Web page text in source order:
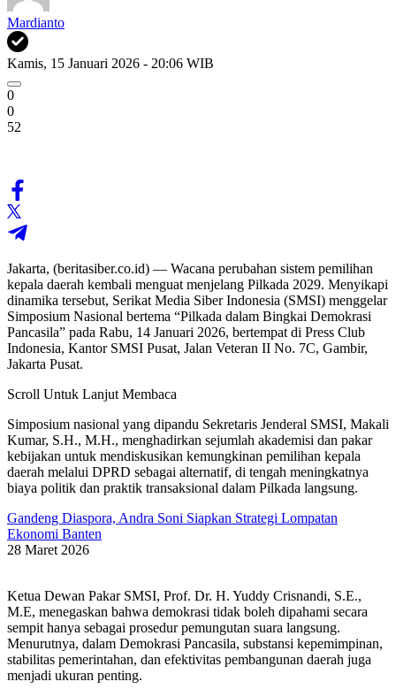
Mardianto
Kamis, 15 Januari 2026 - 20:06 WIB
0
0
52
Jakarta, (beritasiber.co.id) — Wacana perubahan sistem pemilihan
kepala daerah kembali menguat menjelang Pilkada 2029. Menyikapi
dinamika tersebut, Serikat Media Siber Indonesia (SMSI) menggelar
Simposium Nasional bertema “Pilkada dalam Bingkai Demokrasi
Pancasila” pada Rabu, 14 Januari 2026, bertempat di Press Club
Indonesia, Kantor SMSI Pusat, Jalan Veteran II No. 7C, Gambir,
Jakarta Pusat.
Scroll Untuk Lanjut Membaca
Simposium nasional yang dipandu Sekretaris Jenderal SMSI, Makali
Kumar, S.H., M.H., menghadirkan sejumlah akademisi dan pakar
kebijakan untuk mendiskusikan kemungkinan pemilihan kepala
daerah melalui DPRD sebagai alternatif, di tengah meningkatnya
biaya politik dan praktik transaksional dalam Pilkada langsung.
Gandeng Diaspora, Andra Soni Siapkan Strategi Lompatan
Ekonomi Banten
28 Maret 2026
Ketua Dewan Pakar SMSI, Prof. Dr. H. Yuddy Crisnandi, S.E.,
M.E, menegaskan bahwa demokrasi tidak boleh dipahami secara
sempit hanya sebagai prosedur pemungutan suara langsung.
Menurutnya, dalam Demokrasi Pancasila, substansi kepemimpinan,
stabilitas pemerintahan, dan efektivitas pembangunan daerah juga
menjadi ukuran penting.